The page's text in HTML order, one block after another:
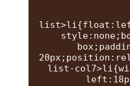
list-